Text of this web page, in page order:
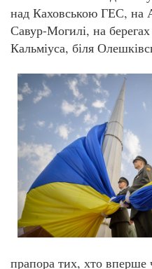
над Каховською ГЕС, на
Савур-Могилі, на
Кальміуса, біля
прапора тих, хто вперше